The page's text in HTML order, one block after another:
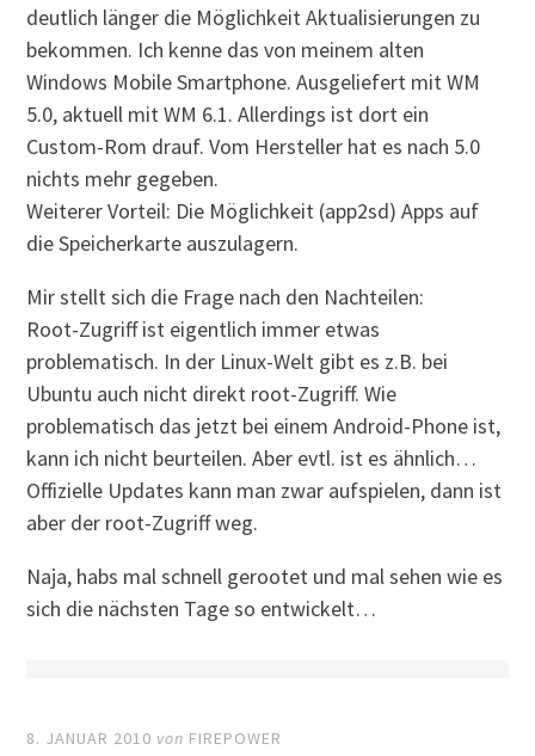
deutlich länger die Möglichkeit Aktualisierungen zu
bekommen. Ich kenne das von meinem alten
Windows Mobile Smartphone. Ausgeliefert mit WM
5.0, aktuell mit WM 6.1. Allerdings ist dort ein
Custom-Rom drauf. Vom Hersteller hat es nach 5.0
nichts mehr gegeben.
Weiterer Vorteil: Die Möglichkeit (app2sd) Apps auf
die Speicherkarte auszulagern.
Mir stellt sich die Frage nach den Nachteilen:
Root-Zugriff ist eigentlich immer etwas
problematisch. In der Linux-Welt gibt es z.B. bei
Ubuntu auch nicht direkt root-Zugriff. Wie
problematisch das jetzt bei einem Android-Phone ist,
kann ich nicht beurteilen. Aber evtl. ist es ähnlich…
Offizielle Updates kann man zwar aufspielen, dann ist
aber der root-Zugriff weg.
Naja, habs mal schnell gerootet und mal sehen wie es
sich die nächsten Tage so entwickelt…
8. JANUAR 2010 von FIREPOWER